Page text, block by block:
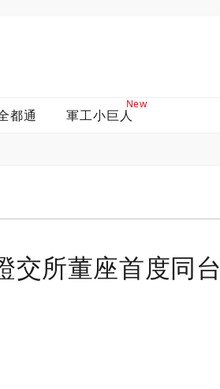
都通
New
軍工小巨人
交所董座首度同台